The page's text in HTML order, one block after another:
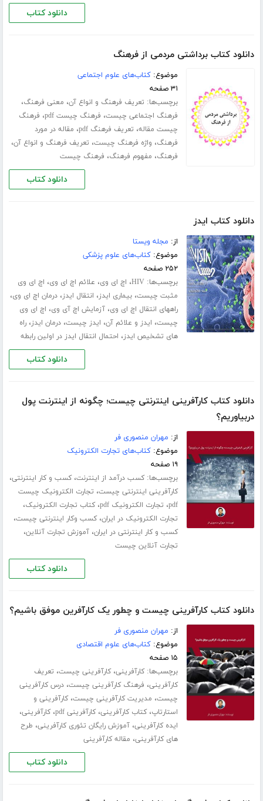
دانلود کتاب
دانلود کتاب برداشتی مردمی از فرهنگ
موضوع:کتاب‌های علوم اجتماعی
۳۱ صفحه
برچسب‌ها: تعریف فرهنگ و انواع آن، معنی فرهنگ،
فرهنگ اجتماعی چیست، فرهنگ چیست pdf ، فرهنگ
چیست مقاله، تعریف فرهنگ pdf ، مقاله در مورد
فرهنگ، واژه فرهنگ چیست، تعریف فرهنگ و انواع آن،
فرهنگ، مفهوم فرهنگ، فرهنگ چیست
دانلود کتاب
دانلود کتاب ایدز
از: مجله ویستا
موضوع:کتاب‌های علوم پزشکی
۲۵۲ صفحه
برچسب‌ها:HIV، اچ ای وی، علائم اچ ای وی، اچ ای وی
مثبت چیست،بیماری ایدز، انتقال ایدز،درمان اچ ای وی،
راههای انتقال اچ ای وی،آزمایش اچ آی وی، اچ ای وی
چیست، ایدز و علائم آن، ایدز چیست،درمان ایدز،راه
های تشخیص ایدز، احتمال انتقال ایدز در اولین رابطه
دانلود کتاب
دانلود کتاب کارآفرینی اینترنتی چیست؛ چگونه از اینترنت پول
دربیاوریم؟
از: مهران منصوری فر
موضوع:کتاب‌های تجارت الکترونیک
۱۹ صفحه
برچسب‌ها:کسب درآمد از اینترنت،کسب و کار اینترنتی،
کارآفرینی اینترنتی چیست، تجارت الکترونیک چیست
pdf، تجارت الکترونیک pdf ،کتاب تجارت الکترونیک،
تجارت الکترونیک در ایران،کسب وکار اینترنتی چیست،
کسب و کار اینترنتی در ایران،آموزش تجارت آنلاین،
تجارت آنلاین چیست
دانلود کتاب
دانلود کتاب کارآفرینی چیست و چطور یک کارآفرین موفق باشیم؟
از: مهران منصوری فر
موضوع:کتاب‌های علوم اقتصادی
۱۵ صفحه
برچسب‌ها:کارآفرینی،کارآفرینی چیست، تعریف
کارآفرینی، فرهنگ کارآفرینی چیست،درس کارآفرینی
چیست، مدیریت کارآفرینی چیست،کارآفرینی و
استارتاپ،کتاب کارآفرینی،کارآفرینی pdf ،کارآفرینی،
ایده کارآفرینی،آموزش رایگان تئوری کارآفرینی، طرح
های کارآفرینی، مقاله کارآفرینی
دانلود کتاب